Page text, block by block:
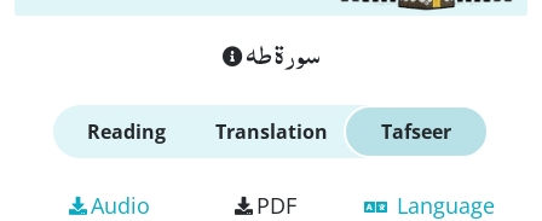
سورة طه
Reading Translation Tafseer
Audio PDF Language